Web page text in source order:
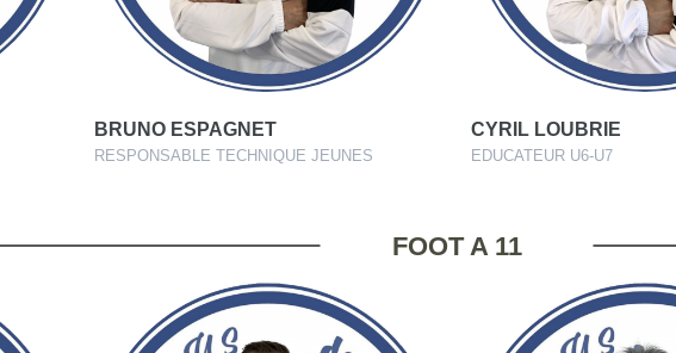
BRUNO ESPAGNET
RESPONSABLE TECHNIQUE JEUNES
CYRIL LOUBRIE
EDUCATEUR U6-U7
FOOT A 11